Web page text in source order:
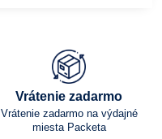
Vrátenie zadarmo
Vrátenie zadarmo na výdajné
miesta Packeta